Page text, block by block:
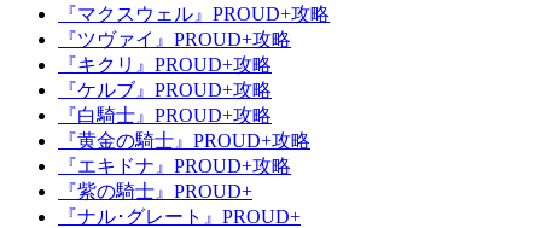
『マクスウェル』PROUD+攻略
『ツヴァイ』PROUD+攻略
『キクリ』PROUD+攻略
『ケルブ』PROUD+攻略
『白騎士』PROUD+攻略
『黄金の騎士』PROUD+攻略
『エキドナ』PROUD+攻略
『紫の騎士』PROUD+
『ナル･グレート』PROUD+